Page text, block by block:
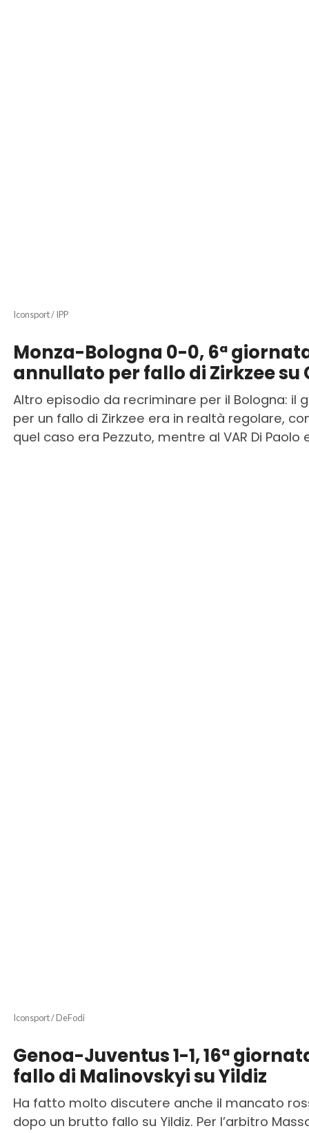
Iconsport / IPP
Monza-Bologna 0-0, 6ª
annullato per fallo di Zirkzee su
Altro episodio da recriminare per il Bologna: il
per un fallo di Zirkzee era in realtà regolare,
quel caso era Pezzuto, mentre al VAR Di Paolo
Iconsport / DeFodi
Genoa-Juventus 1-1, 16ª
fallo di Malinovskyi su Yildiz
Ha fatto molto discutere anche il mancato
dopo un brutto fallo su Yildiz. Per l’arbitro